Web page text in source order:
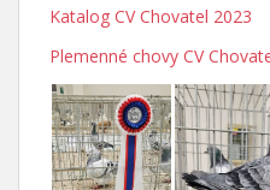
Katalog CV Chovatel 2023
Plemenné chovy CV